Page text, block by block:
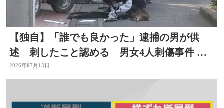
【独自】「誰でも良かった」逮捕の男が供
述 刺したこと認める 男女4人刺傷事件 被
害者と面識なし 大分
2026年07月13日